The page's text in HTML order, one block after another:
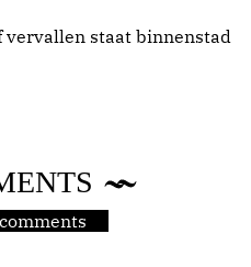
vervallen staat binnenstad